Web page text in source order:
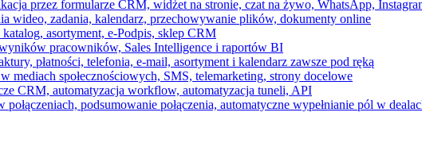
przez formularze CRM, widżet na stronie, czat na żywo, WhatsApp,
wideo, zadania, kalendarz, przechowywanie plików, dokumenty online
asortyment, e-Podpis, sklep CRM
pracowników, Sales Intelligence i raportów BI
płatności, telefonia, e-mail, asortyment i kalendarz zawsze pod ręką
mediach społecznościowych, SMS, telemarketing, strony docelowe
CRM, automatyzacja workflow, automatyzacja tuneli, API
podsumowanie połączenia, automatyczne wypełnianie pól w